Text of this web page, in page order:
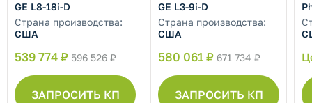
GE L8-18i-D
Страна производства:
США
539 774 ₽ 596 526 ₽
ЗАПРОСИТЬ КП
GE L3-9i-D
Страна производства:
США
580 061 ₽ 671 734 ₽
ЗАПРОСИТЬ КП